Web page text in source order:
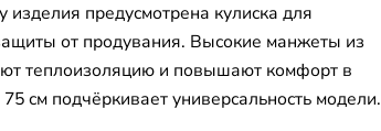
изделия предусмотрена кулиска для
от продувания. Высокие манжеты из
теплоизоляцию и повышают комфорт в
см подчёркивает универсальность модели.